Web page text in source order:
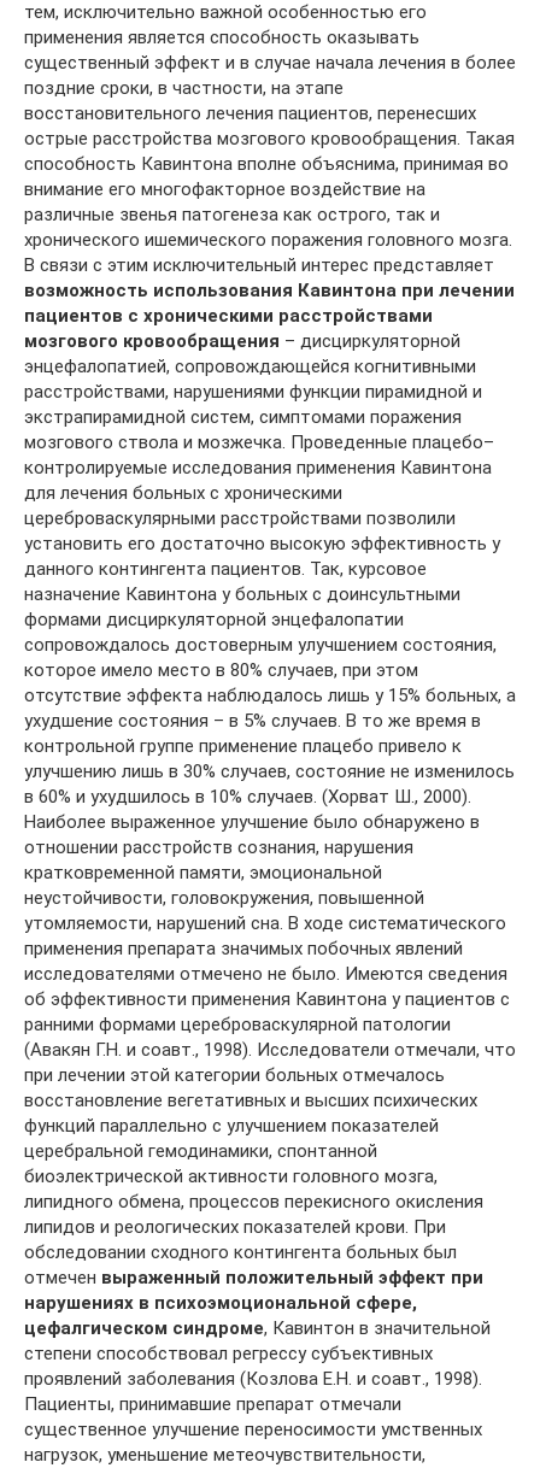
тем, исключительно важной особенностью его
применения является способность оказывать
существенный эффект и в случае начала лечения в более
поздние сроки, в частности, на этапе
восстановительного лечения пациентов, перенесших
острые расстройства мозгового кровообращения. Такая
способность Кавинтона вполне объяснима, принимая во
внимание его многофакторное воздействие на
различные звенья патогенеза как острого, так и
хронического ишемического поражения головного мозга.
В связи с этим исключительный интерес представляет
возможность использования Кавинтона при лечении
пациентов с хроническими расстройствами
мозгового кровообращения – дисциркуляторной
энцефалопатией, сопровождающейся когнитивными
расстройствами, нарушениями функции пирамидной и
экстрапирамидной систем, симптомами поражения
мозгового ствола и мозжечка. Проведенные плацебо–
контролируемые исследования применения Кавинтона
для лечения больных с хроническими
цереброваскулярными расстройствами позволили
установить его достаточно высокую эффективность у
данного контингента пациентов. Так, курсовое
назначение Кавинтона у больных с доинсультными
формами дисциркуляторной энцефалопатии
сопровождалось достоверным улучшением состояния,
которое имело место в 80% случаев, при этом
отсутствие эффекта наблюдалось лишь у 15% больных, а
ухудшение состояния – в 5% случаев. В то же время в
контрольной группе применение плацебо привело к
улучшению лишь в 30% случаев, состояние не изменилось
в 60% и ухудшилось в 10% случаев. (Хорват Ш., 2000).
Наиболее выраженное улучшение было обнаружено в
отношении расстройств сознания, нарушения
кратковременной памяти, эмоциональной
неустойчивости, головокружения, повышенной
утомляемости, нарушений сна. В ходе систематического
применения препарата значимых побочных явлений
исследователями отмечено не было. Имеются сведения
об эффективности применения Кавинтона у пациентов с
ранними формами цереброваскулярной патологии
(Авакян Г.Н. и соавт., 1998). Исследователи отмечали, что
при лечении этой категории больных отмечалось
восстановление вегетативных и высших психических
функций параллельно с улучшением показателей
церебральной гемодинамики, спонтанной
биоэлектрической активности головного мозга,
липидного обмена, процессов перекисного окисления
липидов и реологических показателей крови. При
обследовании сходного контингента больных был
отмечен выраженный положительный эффект при
нарушениях в психоэмоциональной сфере,
цефалгическом синдроме, Кавинтон в значительной
степени способствовал регрессу субъективных
проявлений заболевания (Козлова Е.Н. и соавт., 1998).
Пациенты, принимавшие препарат отмечали
существенное улучшение переносимости умственных
нагрузок, уменьшение метеочувствительности,